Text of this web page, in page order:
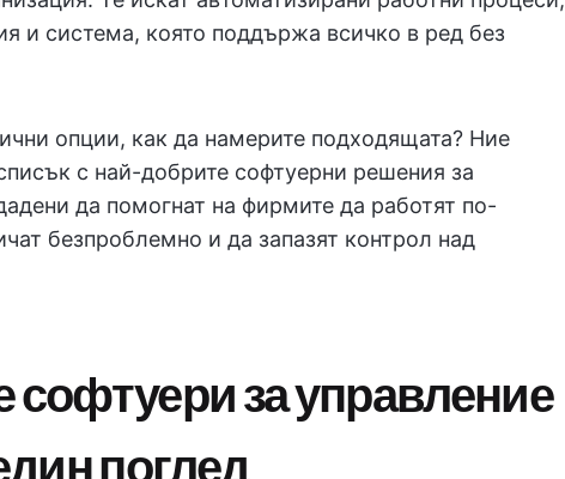
и система, която поддържа всичко в ред без
опции, как да намерите подходящата? Ние
с най-добрите софтуерни решения за
да помогнат на фирмите да работят по-
безпроблемно и да запазят контрол над
за управление
поглед